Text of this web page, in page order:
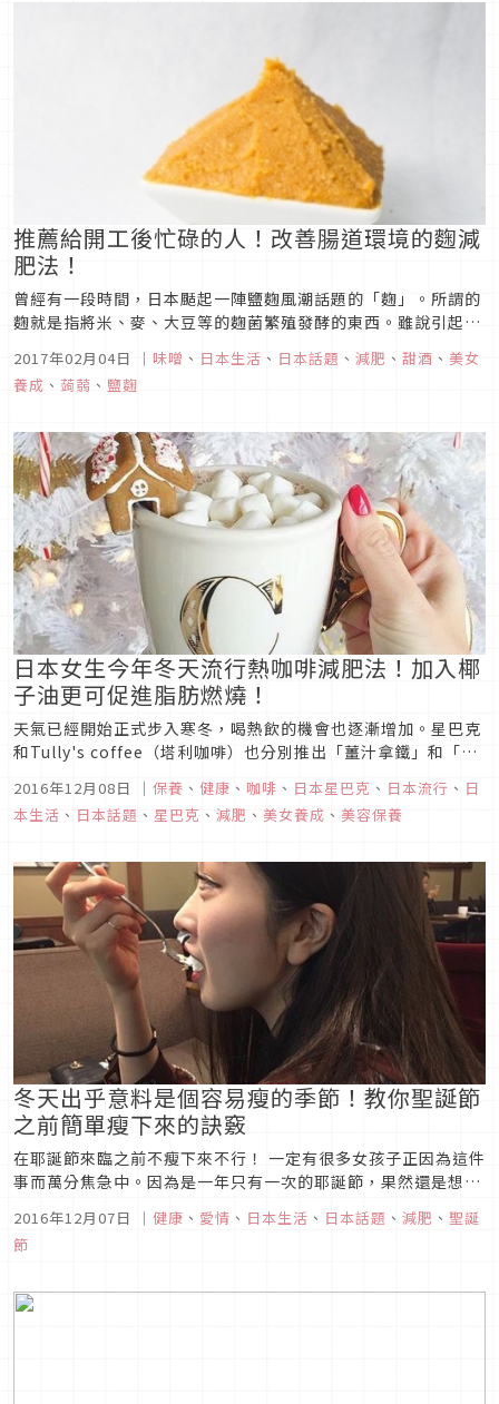
推薦給開工後忙碌的人！改善腸道環境的麴減
肥法！
曾經有一段時間，日本颳起一陣鹽麴風潮話題的「麴」。所謂的
麴就是指將米、麥、大豆等的麴菌繁殖發酵的東西。雖說引起風
2017年02月04日 ｜ 味噌 、 日本生活 、 日本話題 、 減肥 、 甜酒 、 美女
養成 、 蒟蒻 、 鹽麴
日本女生今年冬天流行熱咖啡減肥法！加入椰
子油更可促進脂肪燃燒！
天氣已經開始正式步入寒冬，喝熱飲的機會也逐漸增加。星巴克
和Tully's coffee（塔利咖啡）也分別推出「薑汁拿鐵」和「愛
爾蘭拿鐵」等季節限定的咖啡呢♪不過，是否有姊妹們怕胖而不
太敢喝這些熱飲呢？
2016年12月08日 ｜ 保養 、 健康 、 咖啡 、 日本星巴克 、 日本流行 、 日
本生活 、 日本話題 、 星巴克 、 減肥 、 美女養成 、 美容保養
冬天出乎意料是個容易瘦的季節！教你聖誕節
之前簡單瘦下來的訣竅
在耶誕節來臨之前不瘦下來不行！ 一定有很多女孩子正因為這件
事而萬分焦急中。因為是一年只有一次的耶誕節，果然還是想以
2016年12月07日 ｜ 健康 、 愛情 、 日本生活 、 日本話題 、 減肥 、 聖誕
節